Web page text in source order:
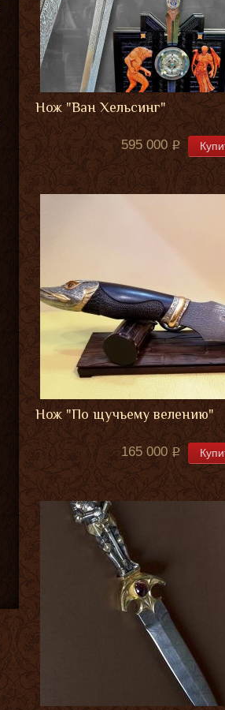
Нож "Ван Хельсинг"
595 000
Нож "По щучьему велению"
165 000